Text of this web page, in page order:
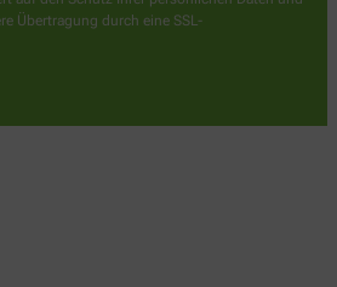
Übertragung durch eine SSL-